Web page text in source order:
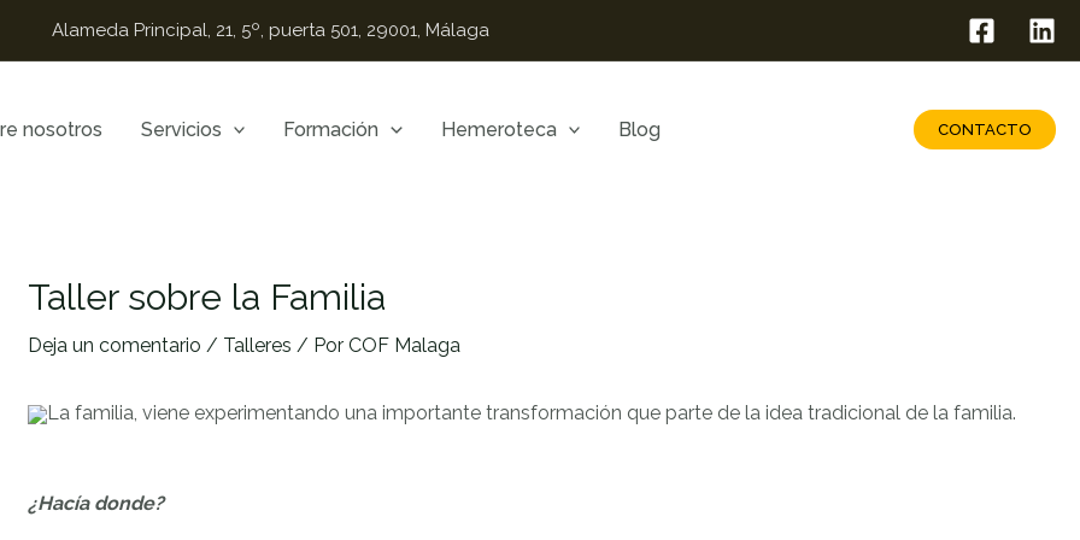
Alameda Principal, 21, 5º, puerta 501, 29001, Málaga
nosotros Servicios Formación Hemeroteca Blog Buscar CONTACTO
Taller sobre la Familia
Deja un comentario / Talleres / PorCOF Malaga
La familia, viene experimentando una importante transformación que parte de la idea tradicional de la familia.
¿Hacía donde?